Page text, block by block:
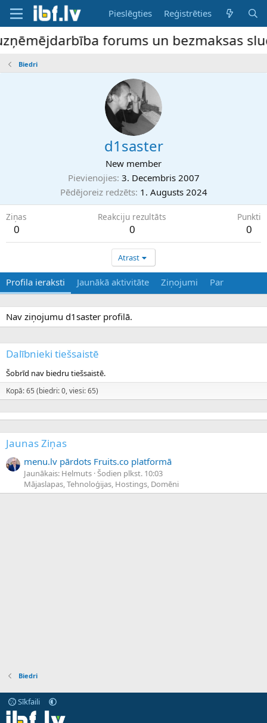
Pieslēgties Reģistrēties
forums un bezmaksas
Biedri
d1saster
New member
Pievienojies 3. Decembris 2007
Pēdējoreiz redzēts 1. Augusts 2024
Ziņas
0
Reakciju rezultāts
0
Punkti
0
Atrast
Profila ieraksti Jaunākā aktivitāte Ziņojumi Par
Nav ziņojumu d1saster profilā.
Dalībnieki tiešsaistē
Šobrīd nav biedru tiešsaistē.
Kopā: 65 (biedri: 0, viesi: 65)
Jaunas Ziņas
menu.lv pārdots Fruits.co platformā
Jaunākais: Helmuts Šodien plkst. 10:03
Mājaslapas, Tehnoloģijas, Hostings, Domēni
Biedri
Sīkfaili